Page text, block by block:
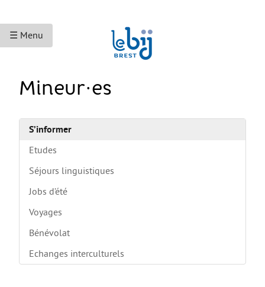
☰ Menu
ACCUEIL
Droits sociaux et services
Bourses et aides financières
Se déplacer
Droits du travail
Accès aux soins
Accès aux droits et à la justice
Étranger·es en France
Mineur·es
S’informer
Etudes
Séjours linguistiques
Jobs d’été
Voyages
Bénévolat
Echanges interculturels